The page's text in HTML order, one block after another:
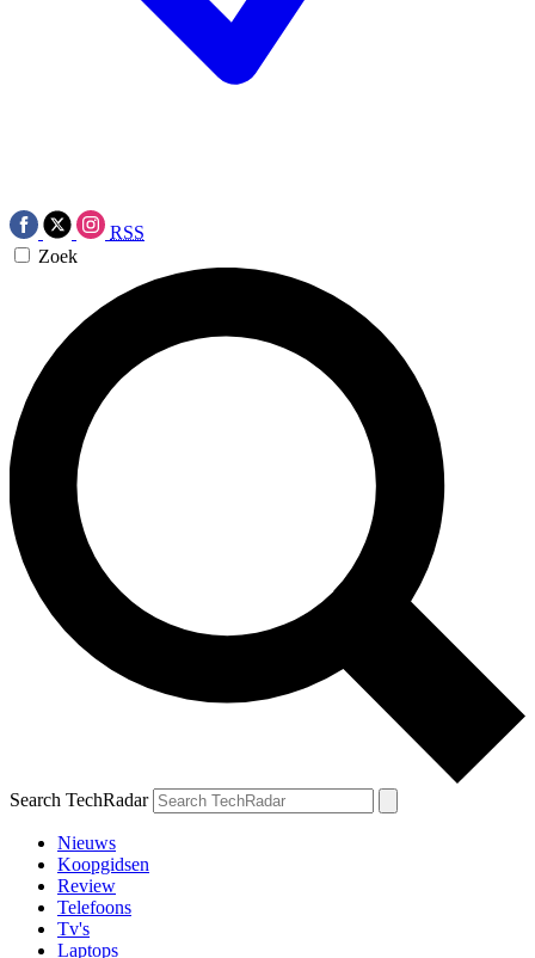
RSS
Zoek
Search TechRadar
Nieuws
Koopgidsen
Review
Telefoons
Tv's
Laptops